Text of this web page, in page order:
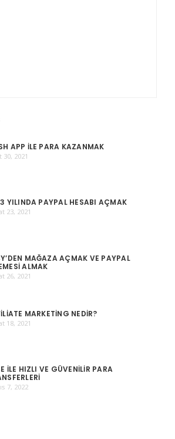
APP ILE PARA KAZANMAK
30, 2021
YILINDA PAYPAL HESABI AÇMAK
23, 2021
MAĞAZA AÇMAK VE PAYPAL
ALMAK
26, 2021
MARKETING NEDIR?
18, 2021
ILE HIZLI VE GÜVENILIR PARA
7, 2022